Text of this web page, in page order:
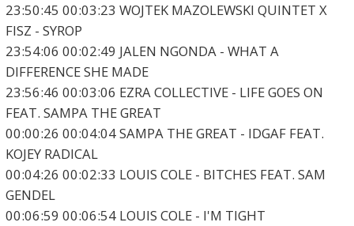
23:50:45 00:03:23 WOJTEK MAZOLEWSKI QUINTET X
FISZ - SYROP
23:54:06 00:02:49 JALEN NGONDA - WHAT A
DIFFERENCE SHE MADE
23:56:46 00:03:06 EZRA COLLECTIVE - LIFE GOES ON
FEAT. SAMPA THE GREAT
00:00:26 00:04:04 SAMPA THE GREAT - IDGAF FEAT.
KOJEY RADICAL
00:04:26 00:02:33 LOUIS COLE - BITCHES FEAT. SAM
GENDEL
00:06:59 00:06:54 LOUIS COLE - I'M TIGHT